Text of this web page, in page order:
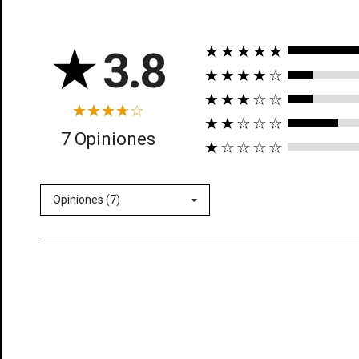
★3.8
7 Opiniones
★★★★★
★★★★☆
★★★☆☆
★★☆☆☆
★☆☆☆☆
Opiniones (7)